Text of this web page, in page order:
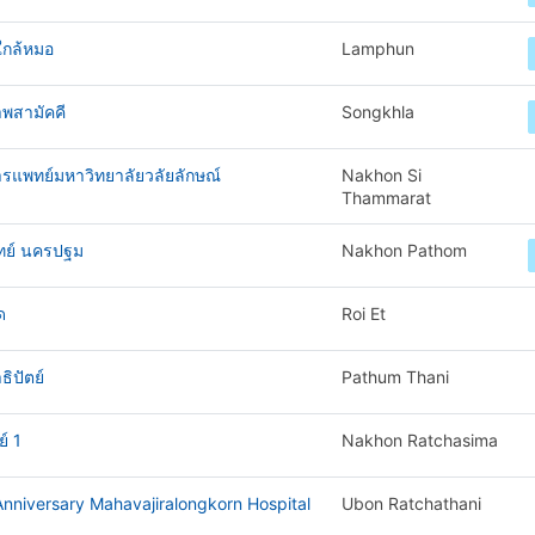
ล้หมอ Lamphun
สามัคคี Songkhla
แพทย์มหาวิทยาลัยวลัยลักษณ์
Nakhon Si
Thammarat
นครปฐม Nakhon Pathom
Roi Et
ปัตย์ Pathum Thani
1 Nakhon Ratchasima
Mahavajiralongkorn Hospital Ubon Ratchathani